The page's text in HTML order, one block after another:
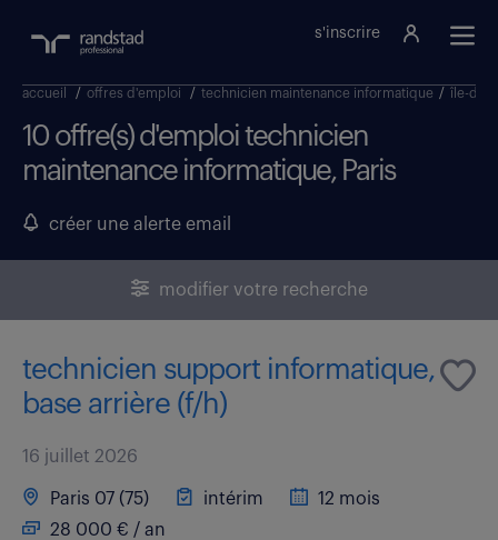
s'inscrire
accueil / offres d'emploi / technicien maintenance informatique / île-de-
10 offre(s) d'emploi technicien
maintenance informatique, Paris
créer une alerte email
modifier votre recherche
technicien support informatique,
base arrière (f/h)
16 juillet 2026
Paris 07 (75) intérim
12 mois
28 000 € / an